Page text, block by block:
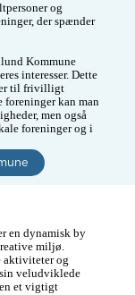
og
der spænder
Kommune
interesser. Dette
til frivilligt
kan man
men også
foreninger og i
en dynamisk by
miljø.
aktiviteter og
veludviklede
et vigtigt